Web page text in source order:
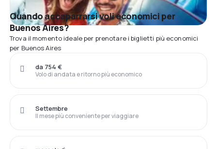
Quando accaparrarsi voli economici per
Buenos Aires?
Trova il momento ideale per prenotare i biglietti più economici
per Buenos Aires
Volo di andata e ritorno più economico
da 754 €
Il mese più conveniente per viaggiare
Settembre